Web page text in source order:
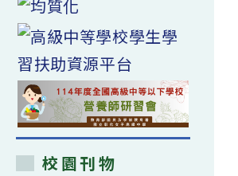
校園刊物